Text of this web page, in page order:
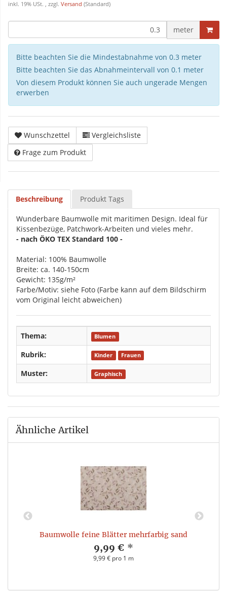
inkl. 19% USt. , zzgl. Versand (Standard)
meter
Bitte beachten Sie die Mindestabnahme von 0.3 meter
Bitte beachten Sie das Abnahmeintervall von 0.1 meter
Von diesem Produkt können Sie auch ungerade Mengen
erwerben
Wunschzettel
Vergleichsliste
Frage zum Produkt
Beschreibung Produkt Tags
Wunderbare Baumwolle mit maritimen Design. Ideal für
Kissenbezüge, Patchwork-Arbeiten und vieles mehr.
- nach ÖKO TEX Standard 100 -
Material: 100% Baumwolle
Breite: ca. 140-150cm
Gewicht: 135g/m²
Farbe/Motiv: siehe Foto (Farbe kann auf dem Bildschirm
vom Original leicht abweichen)
Thema: Blumen
Rubrik: Kinder Frauen
Muster: Graphisch
Ähnliche Artikel
Baumwolle feine Blätter mehrfarbig sand
9,99 € *
9,99 € pro 1 m